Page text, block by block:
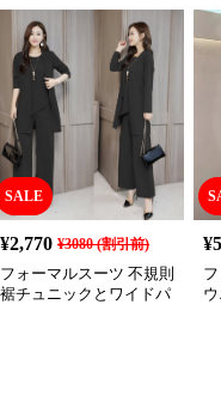
SALE
¥2,770 ¥3080(割引前)
フォーマルスーツ 不規則
裾チュニックとワイドパ
¥